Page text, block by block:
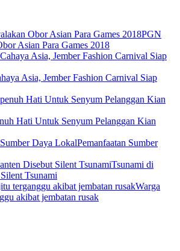
PGN
Asian Para Games 2018
Asia, Jember Fashion Carnival Siap
Hati Untuk Senyum Pelanggan Kian
Pemanfaatan Sumber
Tsunami di
Tsunami
Warga
akibat jembatan rusak